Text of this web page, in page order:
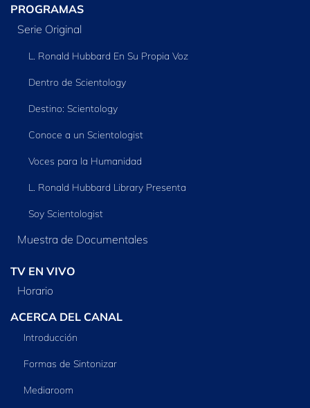
PROGRAMAS
Serie Original
L. Ronald Hubbard En Su Propia Voz
Dentro de Scientology
Destino: Scientology
Conoce a un Scientologist
Voces para la Humanidad
L. Ronald Hubbard Library Presenta
Soy Scientologist
Muestra de Documentales
TV EN VIVO
Horario
ACERCA DEL CANAL
Introducción
Formas de Sintonizar
Mediaroom